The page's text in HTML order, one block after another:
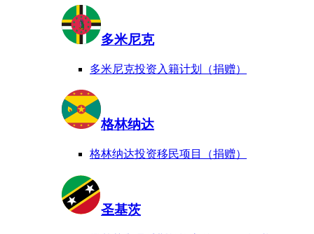
多米尼克
多米尼克投资入籍计划（捐赠）
格林纳达
格林纳达投资移民项目（捐赠）
圣基茨